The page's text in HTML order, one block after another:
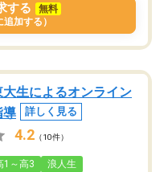
する
無料
追加する）
生によるオンライン
導
詳しく見る
4.2 （10件）
1～高3 浪人生